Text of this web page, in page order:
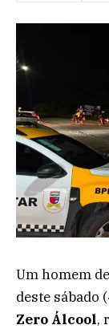
Um homem
deste sábado
Zero Álcool,